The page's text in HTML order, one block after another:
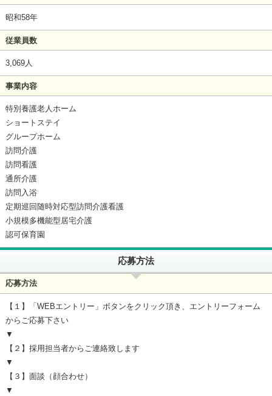
昭和58年
従業員数
3,069人
事業内容
特別養護老人ホーム
ショートステイ
グループホーム
訪問介護
訪問看護
通所介護
訪問入浴
定期巡回随時対応型訪問介護看護
小規模多機能型居宅介護
認可保育園
応募方法
応募方法
【１】「WEBエントリー」ボタンをクリック頂き、エントリーフォーム
からご応募下さい
▼
【２】採用担当者からご連絡致します
▼
【３】面談（顔合わせ）
▼